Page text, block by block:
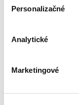
Personalizačné
Analytické
Marketingové
Autor Tomáš Bella